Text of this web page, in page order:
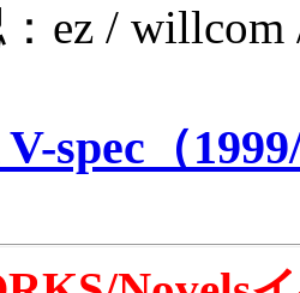
：ez /
spec（